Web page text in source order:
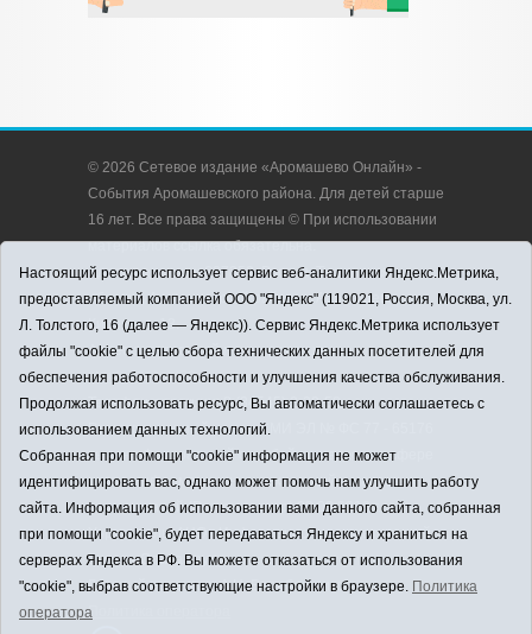
© 2026 Сетевое издание «Аромашево Онлайн» -
События Аромашевского района. Для детей старше
16 лет. Все права защищены © При использовании
материалов ссылка обязательна.
Адрес редакции: 627350, Россия, Тюменская
область, Аромашевский район, с. Аромашево, ул.
Кирова, д. 13.
Адрес электронной почты редакции:
strudu72@obl72.ru
Телефон редакции: 8 (34545) 2-30-58
Регистрационный номер СМИ ЭЛ № ФС 77 - 65176
выдано Федеральной службой по надзору в сфере
связи, информационных технологий и массовых
коммуникаций (Роскомнадзор) 28.03.2016 г.
Учредитель: АНО «Информационно-издательский
центр «Слава труду».
Главный редактор: А.Н. Барабанщиков
Политика оператора
Настоящий ресурс использует сервис веб-аналитики Яндекс.Метрика,
предоставляемый компанией ООО "Яндекс" (119021, Россия, Москва, ул.
Л. Толстого, 16 (далее — Яндекс)). Сервис Яндекс.Метрика использует
файлы "cookie" с целью сбора технических данных посетителей для
обеспечения работоспособности и улучшения качества обслуживания.
Продолжая использовать ресурс, Вы автоматически соглашаетесь с
использованием данных технологий.
Собранная при помощи "cookie" информация не может
идентифицировать вас, однако может помочь нам улучшить работу
сайта. Информация об использовании вами данного сайта, собранная
при помощи "cookie", будет передаваться Яндексу и храниться на
серверах Яндекса в РФ. Вы можете отказаться от использования
"cookie", выбрав соответствующие настройки в браузере. Политика
оператора